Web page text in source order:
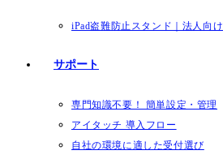
iPad盗難防止スタンド｜法人向け
サポート
専門知識不要！ 簡単設定・管理
アイタッチ 導入フロー
自社の環境に適した受付選び